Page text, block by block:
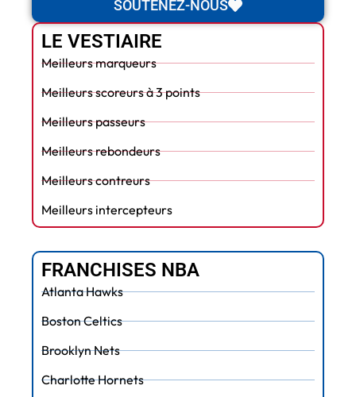
SOUTENEZ-NOUS
LE VESTIAIRE
Meilleurs marqueurs
Meilleurs scoreurs à 3 points
Meilleurs passeurs
Meilleurs rebondeurs
Meilleurs contreurs
Meilleurs intercepteurs
FRANCHISES NBA
Atlanta Hawks
Boston Celtics
Brooklyn Nets
Charlotte Hornets